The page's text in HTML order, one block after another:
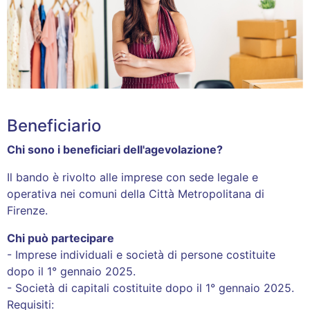
Beneficiario
Chi sono i beneficiari dell'agevolazione?
Il bando è rivolto alle imprese con sede legale e
operativa nei comuni della Città Metropolitana di
Firenze.
Chi può partecipare
- Imprese individuali e società di persone costituite
dopo il 1° gennaio 2025.
- Società di capitali costituite dopo il 1° gennaio 2025.
Requisiti: